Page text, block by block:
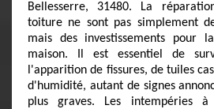
Bellesserre, 31480. La
toiture ne sont pas simplement
mais des investissements pour
maison. Il est essentiel de
l'apparition de fissures, de tuiles
d'humidité, autant de signes
plus graves. Les intempéries à